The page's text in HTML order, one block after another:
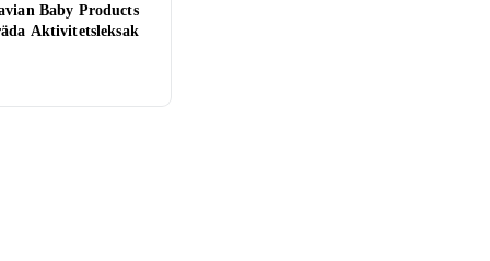
Baby Products
Aktivitetsleksak